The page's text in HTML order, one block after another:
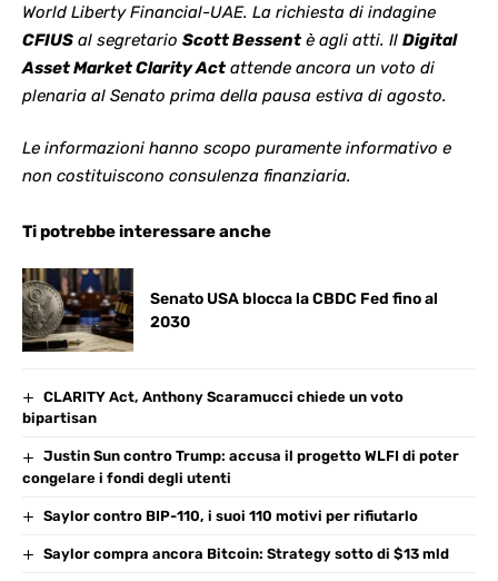
World Liberty Financial-UAE. La richiesta di indagine
CFIUS al segretario Scott Bessent è agli atti. Il Digital
Asset Market Clarity Act attende ancora un voto di
plenaria al Senato prima della pausa estiva di agosto.
Le informazioni hanno scopo puramente informativo e
non costituiscono consulenza finanziaria.
Ti potrebbe interessare anche
Senato USA blocca la CBDC Fed fino al
2030
CLARITY Act, Anthony Scaramucci chiede un voto
bipartisan
Justin Sun contro Trump: accusa il progetto WLFI di poter
congelare i fondi degli utenti
Saylor contro BIP-110, i suoi 110 motivi per rifiutarlo
Saylor compra ancora Bitcoin: Strategy sotto di $13 mld